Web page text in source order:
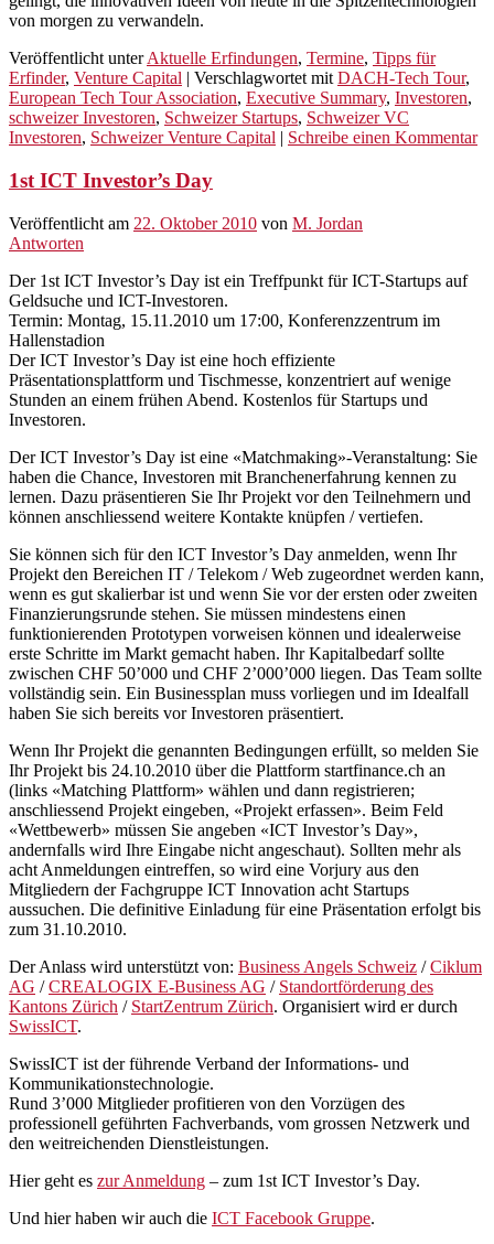
von morgen zu verwandeln.
Veröffentlicht unterAktuelle Erfindungen, Termine, Tipps für
Erfinder, Venture Capital | Verschlagwortet mit DACH-Tech Tour,
European Tech Tour Association, Executive Summary, Investoren,
schweizer Investoren, Schweizer Startups, Schweizer VC
Investoren, Schweizer Venture Capital | Schreibe einen Kommentar
1st ICT Investor’s Day
Veröffentlicht am 22. Oktober 2010 von M. Jordan
Antworten
Der 1st ICT Investor’s Day ist ein Treffpunkt für ICT-Startups auf
Geldsuche und ICT-Investoren.
Termin: Montag, 15.11.2010 um 17:00, Konferenzzentrum im
Hallenstadion
Der ICT Investor’s Day ist eine hoch effiziente
Präsentationsplattform und Tischmesse, konzentriert auf wenige
Stunden an einem frühen Abend. Kostenlos für Startups und
Investoren.
Der ICT Investor’s Day ist eine «Matchmaking»-Veranstaltung: Sie
haben die Chance, Investoren mit Branchenerfahrung kennen zu
lernen. Dazu präsentieren Sie Ihr Projekt vor den Teilnehmern und
können anschliessend weitere Kontakte knüpfen / vertiefen.
Sie können sich für den ICT Investor’s Day anmelden, wenn Ihr
Projekt den Bereichen IT / Telekom / Web zugeordnet werden kann,
wenn es gut skalierbar ist und wenn Sie vor der ersten oder zweiten
Finanzierungsrunde stehen. Sie müssen mindestens einen
funktionierenden Prototypen vorweisen können und idealerweise
erste Schritte im Markt gemacht haben. Ihr Kapitalbedarf sollte
zwischen CHF 50’000 und CHF 2’000’000 liegen. Das Team sollte
vollständig sein. Ein Businessplan muss vorliegen und im Idealfall
haben Sie sich bereits vor Investoren präsentiert.
Wenn Ihr Projekt die genannten Bedingungen erfüllt, so melden Sie
Ihr Projekt bis 24.10.2010 über die Plattform startfinance.ch an
(links «Matching Plattform» wählen und dann registrieren;
anschliessend Projekt eingeben, «Projekt erfassen». Beim Feld
«Wettbewerb» müssen Sie angeben «ICT Investor’s Day»,
andernfalls wird Ihre Eingabe nicht angeschaut). Sollten mehr als
acht Anmeldungen eintreffen, so wird eine Vorjury aus den
Mitgliedern der Fachgruppe ICT Innovation acht Startups
aussuchen. Die definitive Einladung für eine Präsentation erfolgt bis
zum 31.10.2010.
Der Anlass wird unterstützt von: Business Angels Schweiz /Ciklum
AG /CREALOGIX E-Business AG / Standortförderung des
Kantons Zürich / StartZentrum Zürich. Organisiert wird er durch
SwissICT.
SwissICT ist der führende Verband der Informations- und
Kommunikationstechnologie.
Rund 3’000 Mitglieder profitieren von den Vorzügen des
professionell geführten Fachverbands, vom grossen Netzwerk und
den weitreichenden Dienstleistungen.
Hier geht es zur Anmeldung – zum 1st ICT Investor’s Day.
Und hier haben wir auch die ICT Facebook Gruppe.